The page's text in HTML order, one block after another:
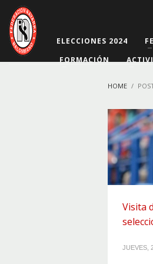
ELECCIONES 2024
FORMACIÓN
HOME
Visita
JUEVES,